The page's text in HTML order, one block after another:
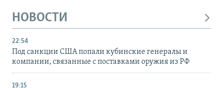
НОВОСТИ
22:54
Под санкции США попали кубинские генералы и
компании, связанные с поставками оружия из РФ
19:15